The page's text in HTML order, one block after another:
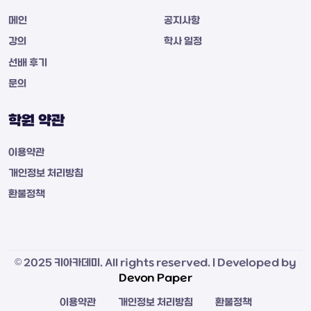
메인
강의
선배 후기
문의
공지사항
학사 일정
학원 약관
이용약관
개인정보 처리방침
환불정책
© 2025 키아카데미. All rights reserved. | Developed by
Devon Paper
이용약관 개인정보 처리방침 환불정책